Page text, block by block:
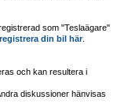
som "Teslaägare"
registrera din bil här.
och kan resultera i
diskussioner hänvisas